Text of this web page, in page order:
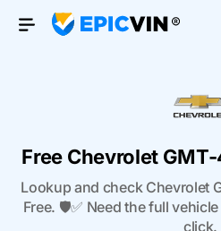
Open Menu
Free Chevrolet
Lookup and check Chevrolet
Free. 🛡️✅ Need the full
click.